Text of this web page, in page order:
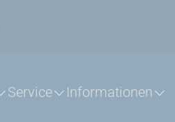
Service Informationen